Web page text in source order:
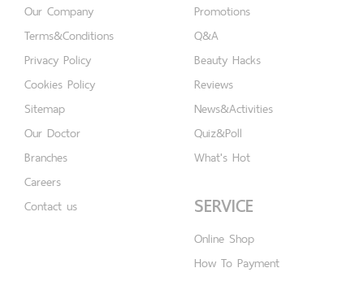
Our Company
Terms&Conditions
Privacy Policy
Cookies Policy
Sitemap
Our Doctor
Branches
Careers
Contact us
Promotions
Q&A
Beauty Hacks
Reviews
News&Activities
Quiz&Poll
What's Hot
SERVICE
Online Shop
How To Payment